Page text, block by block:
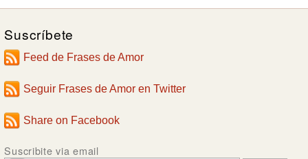
Suscríbete
Feed de Frases de Amor
Seguir Frases de Amor en Twitter
Share on Facebook
Suscribite via email